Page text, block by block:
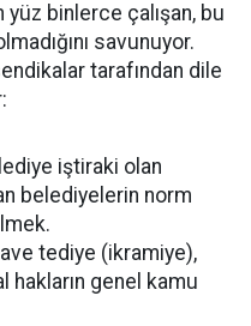
binlerce çalışan, bu
savunuyor.
tarafından dile
iştiraki olan
belediyelerin norm
tediye (ikramiye),
hakların genel kamu